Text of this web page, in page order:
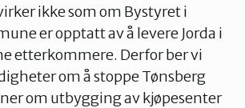
ikke som om Bystyret i
er opptatt av å levere Jorda i
etterkommere. Derfor ber vi
om å stoppe Tønsberg
om utbygging av kjøpesenter